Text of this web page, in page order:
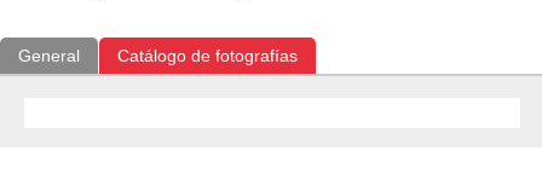
General Catálogo de fotografías